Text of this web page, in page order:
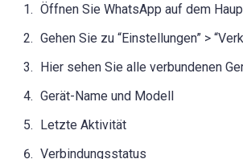
Öffnen Sie WhatsApp auf dem
Gehen Sie zu “Einstellungen” >
Hier sehen Sie alle verbundenen
Gerät-Name und Modell
Letzte Aktivität
Verbindungsstatus